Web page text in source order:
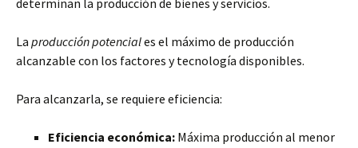
determinan la producción de bienes y servicios.
La producción potenciales el máximo de producción
alcanzable con los factores y tecnología disponibles.
Para alcanzarla, se requiere eficiencia:
Eficiencia económica: Máxima producción al menor